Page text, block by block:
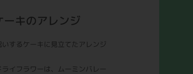
キのアレンジ
するケーキに見立てたアレンジ
イフラワーは、ムーミンバレー